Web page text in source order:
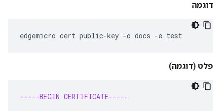
דוגמה
edgemicro cert public-key -o docs -e test
פלט (דוגמה)
-----BEGIN CERTIFICATE-----